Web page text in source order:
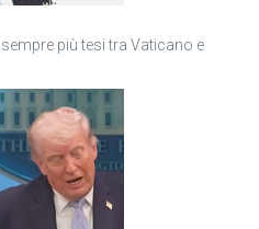
più tesi tra Vaticano e